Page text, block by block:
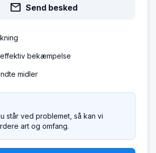
mail Send besked
bekæmpelse
midler
står ved problemet, så kan vi
art og omfang.